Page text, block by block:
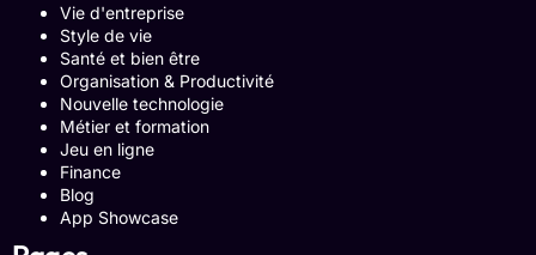
Vie d'entreprise
Style de vie
Santé et bien être
Organisation & Productivité
Nouvelle technologie
Métier et formation
Jeu en ligne
Finance
Blog
App Showcase